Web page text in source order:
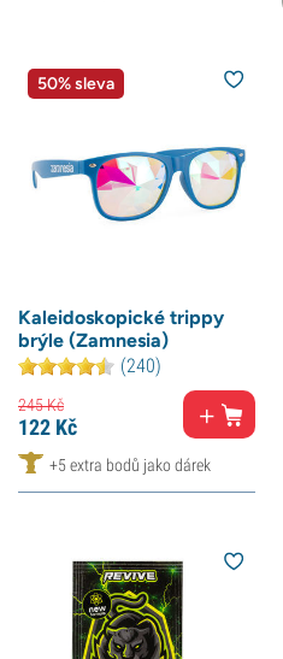
50% sleva
Kaleidoskopické trippy
brýle (Zamnesia)
(240)
245Kč
122 Kč
+5 extra bodů jako dárek